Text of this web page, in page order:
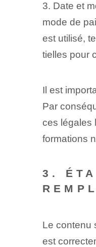
3. Date et
mode de
est utilisé,
tielles pour
Il est
Par
ces légales
formations
3.
Le contenu
est